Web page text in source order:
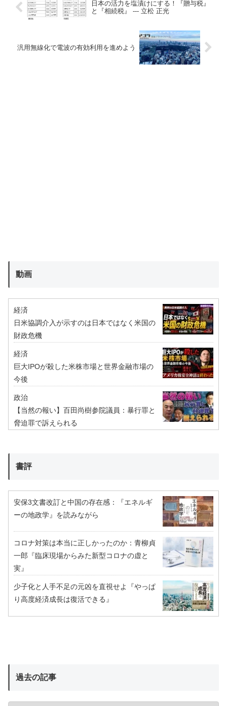
日本の活力を塩漬けにする！『贈与税』
と『相続税』 --- 立松 正光
汎用無線化で電波の有効利用を進めよう
動画
経済
日米協調介入が示すのは日本ではなく米国の
財政危機
経済
巨大IPOが殺した米株市場と世界金融市場の
今後
政治
【当然の報い】百田尚樹参院議員：暴行罪と
脅迫罪で訴えられる
書評
安保3文書改訂と中国の存在感：『エネルギ
ーの地政学』を読みながら
コロナ対策は本当に正しかったのか：青柳貞
一郎『臨床現場からみた新型コロナの虚と
実』
少子化と人手不足の元凶を直視せよ『やっぱ
り高度経済成長は復活できる』
過去の記事